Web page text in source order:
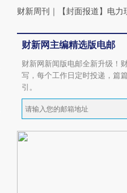
财新周刊 ｜ 【封面报道】电
财新网主编精选版电邮
财新网新闻版电邮全新升级！
写，每个工作日定时投递，篇
引。